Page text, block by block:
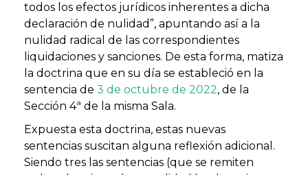
todos los efectos jurídicos inherentes a dicha
declaración de nulidad”, apuntando así a la
nulidad radical de las correspondientes
liquidaciones y sanciones. De esta forma, matiza
la doctrina que en su día se estableció en la
sentencia de 3 de octubre de 2022, de la
Sección 4ª de la misma Sala.
Expuesta esta doctrina, estas nuevas
sentencias suscitan alguna reflexión adicional.
Siendo tres las sentencias (que se remiten